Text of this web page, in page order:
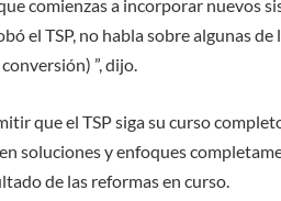
comienzas a incorporar nuevos
el TSP, no habla sobre algunas
”, dijo.
que el TSP siga su curso
soluciones y enfoques
de las reformas en curso.